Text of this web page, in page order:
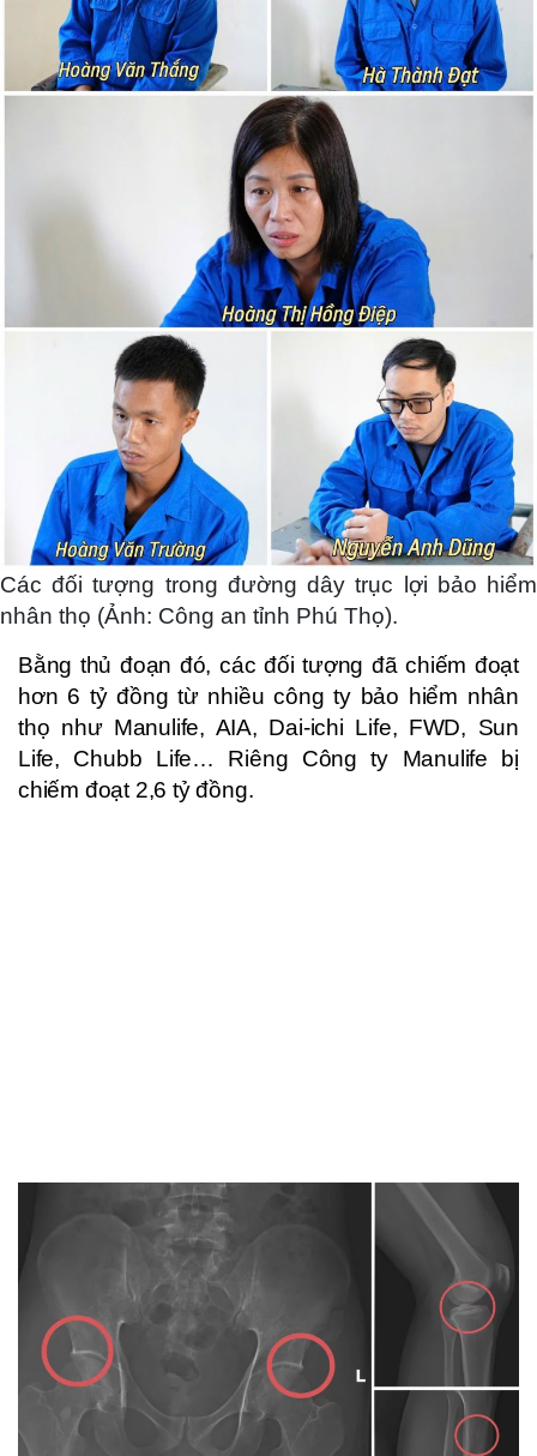
Các đối tượng trong đường dây trục lợi bảo hiểm
nhân thọ (Ảnh: Công an tỉnh Phú Thọ).
Bằng thủ đoạn đó, các đối tượng đã chiếm đoạt
hơn 6 tỷ đồng từ nhiều công ty bảo hiểm nhân
thọ như Manulife, AIA, Dai-ichi Life, FWD, Sun
Life, Chubb Life… Riêng Công ty Manulife bị
chiếm đoạt 2,6 tỷ đồng.